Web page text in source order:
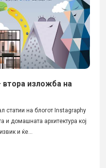
втора изложба на
статии на блогот Instagraphy
и домашната архитектура кој
и ќе...